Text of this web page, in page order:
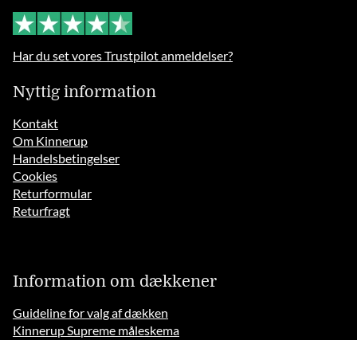
Har du set vores Trustpilot anmeldelser?
Nyttig information
Kontakt
Om Kinnerup
Handelsbetingelser
Cookies
Returformular
Returfragt
Information om dækkener
Guideline for valg af dækken
Kinnerup Supreme måleskema